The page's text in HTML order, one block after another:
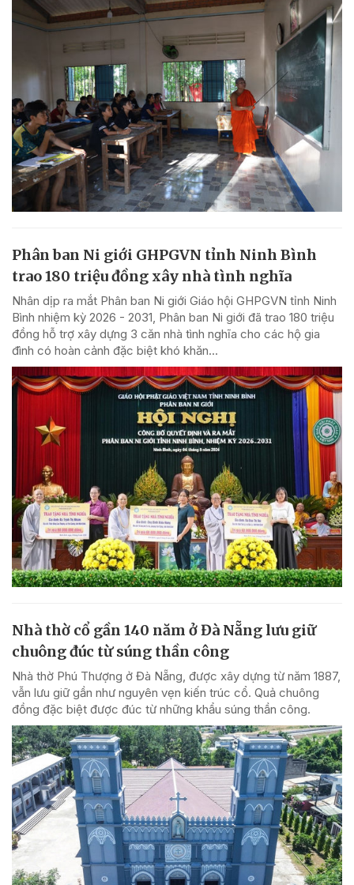
Phân ban Ni giới GHPGVN tỉnh Ninh Bình
trao 180 triệu đồng xây nhà tình nghĩa
Nhân dịp ra mắt Phân ban Ni giới Giáo hội GHPGVN tỉnh Ninh
Bình nhiệm kỳ 2026 - 2031, Phân ban Ni giới đã trao 180 triệu
đồng hỗ trợ xây dựng 3 căn nhà tình nghĩa cho các hộ gia
đình có hoàn cảnh đặc biệt khó khăn...
Nhà thờ cổ gần 140 năm ở Đà Nẵng lưu giữ
chuông đúc từ súng thần công
Nhà thờ Phú Thượng ở Đà Nẵng, được xây dựng từ năm 1887,
vẫn lưu giữ gần như nguyên vẹn kiến trúc cổ. Quả chuông
đồng đặc biệt được đúc từ những khẩu súng thần công.